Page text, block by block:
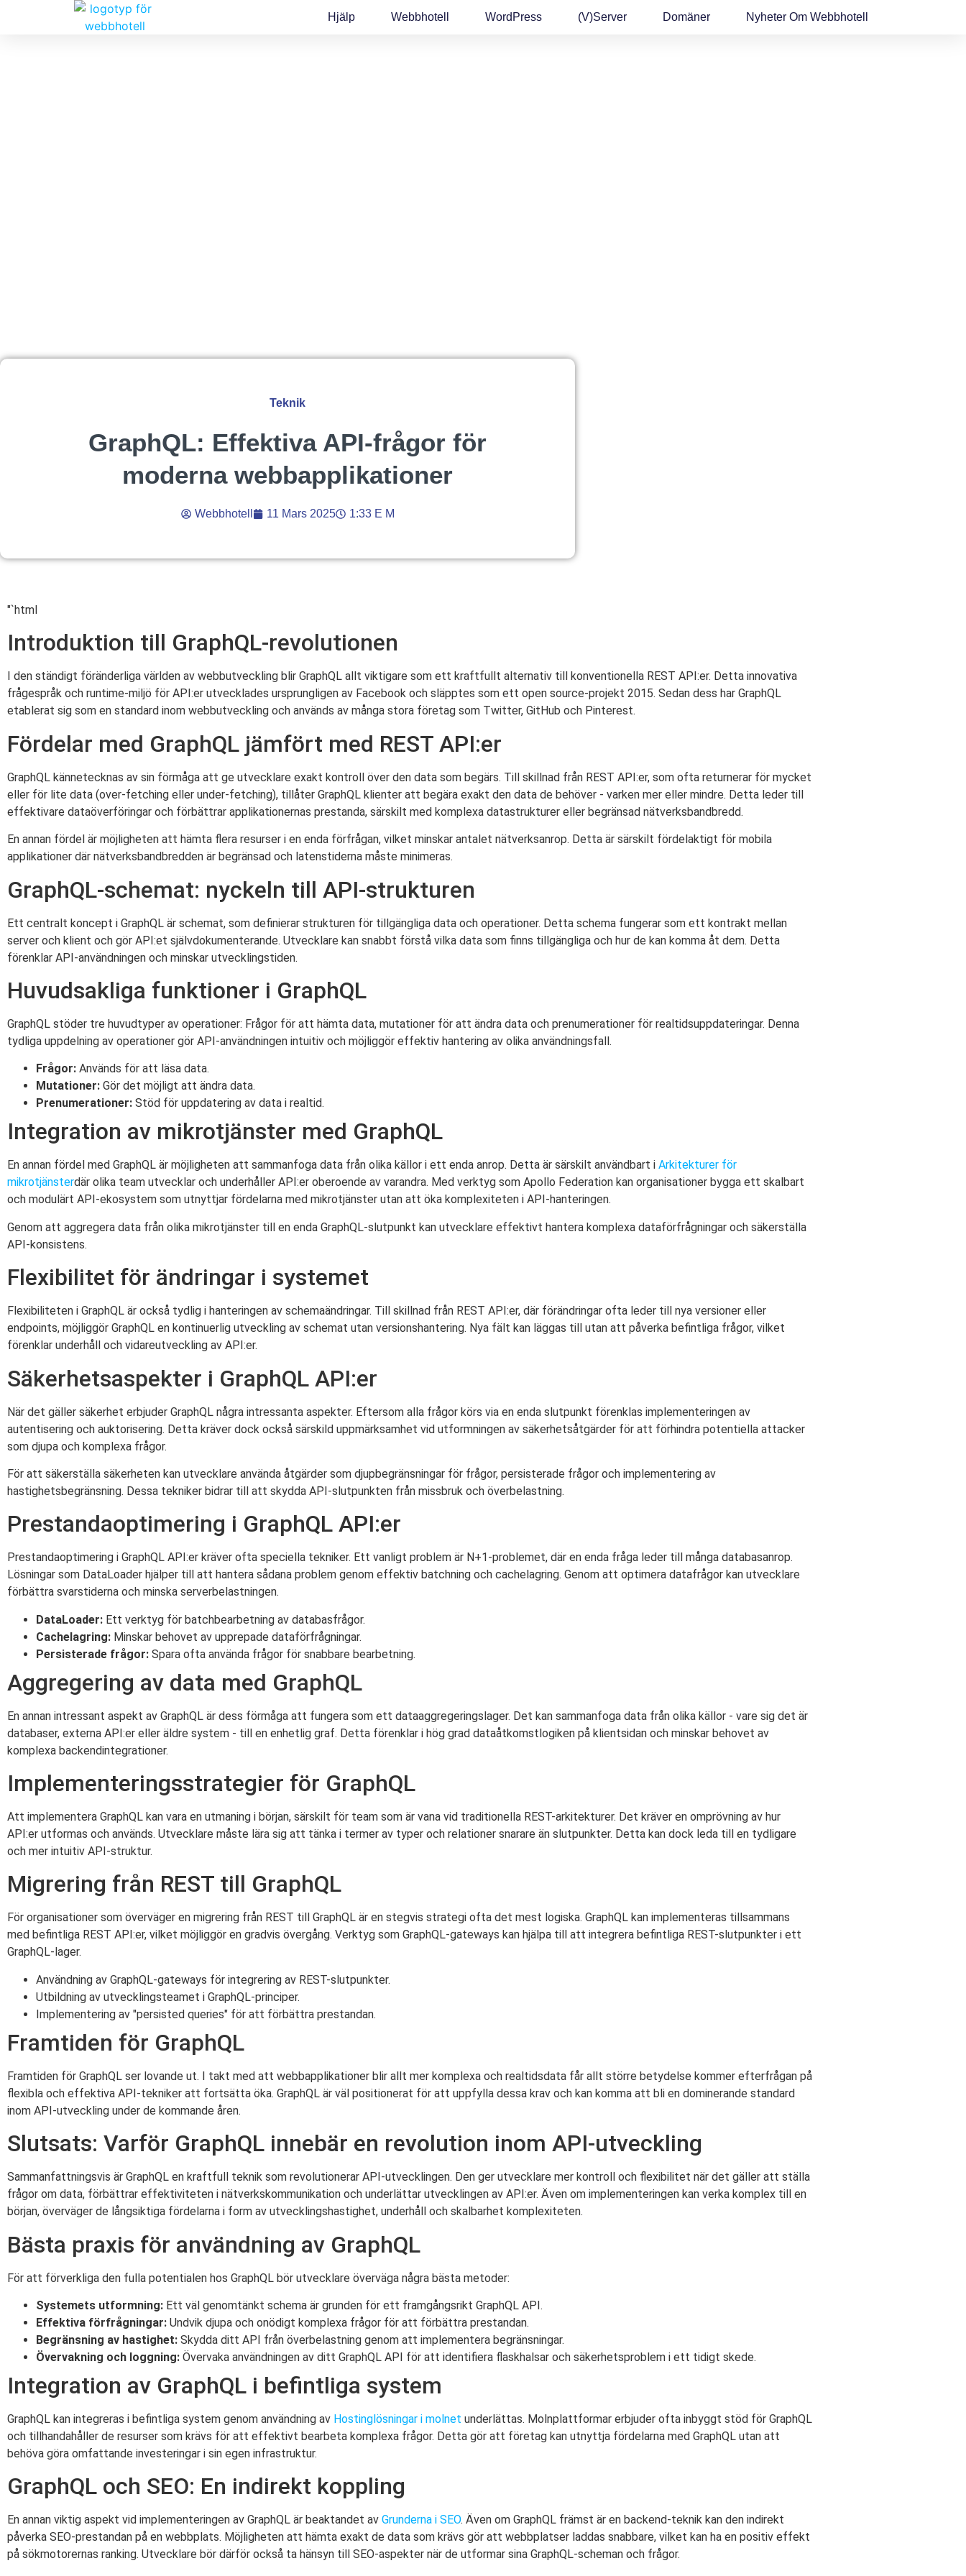
Hjälp Webbhotell WordPress (v)Server Domäner Nyheter Om Webbhotell
Teknik
GraphQL: Effektiva API-frågor för
moderna webbapplikationer
Webbhotell 11 Mars 2025 1:33 E M
"`html
Introduktion till GraphQL-revolutionen
I den ständigt föränderliga världen av webbutveckling blir GraphQL allt viktigare som ett kraftfullt alternativ till konventionella REST API:er. Detta innovativa
frågespråk och runtime-miljö för API:er utvecklades ursprungligen av Facebook och släpptes som ett open source-projekt 2015. Sedan dess har GraphQL
etablerat sig som en standard inom webbutveckling och används av många stora företag som Twitter, GitHub och Pinterest.
Fördelar med GraphQL jämfört med REST API:er
GraphQL kännetecknas av sin förmåga att ge utvecklare exakt kontroll över den data som begärs. Till skillnad från REST API:er, som ofta returnerar för mycket
eller för lite data (over-fetching eller under-fetching), tillåter GraphQL klienter att begära exakt den data de behöver - varken mer eller mindre. Detta leder till
effektivare dataöverföringar och förbättrar applikationernas prestanda, särskilt med komplexa datastrukturer eller begränsad nätverksbandbredd.
En annan fördel är möjligheten att hämta flera resurser i en enda förfrågan, vilket minskar antalet nätverksanrop. Detta är särskilt fördelaktigt för mobila
applikationer där nätverksbandbredden är begränsad och latenstiderna måste minimeras.
GraphQL-schemat: nyckeln till API-strukturen
Ett centralt koncept i GraphQL är schemat, som definierar strukturen för tillgängliga data och operationer. Detta schema fungerar som ett kontrakt mellan
server och klient och gör API:et självdokumenterande. Utvecklare kan snabbt förstå vilka data som finns tillgängliga och hur de kan komma åt dem. Detta
förenklar API-användningen och minskar utvecklingstiden.
Huvudsakliga funktioner i GraphQL
GraphQL stöder tre huvudtyper av operationer: Frågor för att hämta data, mutationer för att ändra data och prenumerationer för realtidsuppdateringar. Denna
tydliga uppdelning av operationer gör API-användningen intuitiv och möjliggör effektiv hantering av olika användningsfall.
Frågor: Används för att läsa data.
Mutationer: Gör det möjligt att ändra data.
Prenumerationer: Stöd för uppdatering av data i realtid.
Integration av mikrotjänster med GraphQL
En annan fördel med GraphQL är möjligheten att sammanfoga data från olika källor i ett enda anrop. Detta är särskilt användbart i Arkitekturer för
mikrotjänsterdär olika team utvecklar och underhåller API:er oberoende av varandra. Med verktyg som Apollo Federation kan organisationer bygga ett skalbart
och modulärt API-ekosystem som utnyttjar fördelarna med mikrotjänster utan att öka komplexiteten i API-hanteringen.
Genom att aggregera data från olika mikrotjänster till en enda GraphQL-slutpunkt kan utvecklare effektivt hantera komplexa dataförfrågningar och säkerställa
API-konsistens.
Flexibilitet för ändringar i systemet
Flexibiliteten i GraphQL är också tydlig i hanteringen av schemaändringar. Till skillnad från REST API:er, där förändringar ofta leder till nya versioner eller
endpoints, möjliggör GraphQL en kontinuerlig utveckling av schemat utan versionshantering. Nya fält kan läggas till utan att påverka befintliga frågor, vilket
förenklar underhåll och vidareutveckling av API:er.
Säkerhetsaspekter i GraphQL API:er
När det gäller säkerhet erbjuder GraphQL några intressanta aspekter. Eftersom alla frågor körs via en enda slutpunkt förenklas implementeringen av
autentisering och auktorisering. Detta kräver dock också särskild uppmärksamhet vid utformningen av säkerhetsåtgärder för att förhindra potentiella attacker
som djupa och komplexa frågor.
För att säkerställa säkerheten kan utvecklare använda åtgärder som djupbegränsningar för frågor, persisterade frågor och implementering av
hastighetsbegränsning. Dessa tekniker bidrar till att skydda API-slutpunkten från missbruk och överbelastning.
Prestandaoptimering i GraphQL API:er
Prestandaoptimering i GraphQL API:er kräver ofta speciella tekniker. Ett vanligt problem är N+1-problemet, där en enda fråga leder till många databasanrop.
Lösningar som DataLoader hjälper till att hantera sådana problem genom effektiv batchning och cachelagring. Genom att optimera datafrågor kan utvecklare
förbättra svarstiderna och minska serverbelastningen.
DataLoader: Ett verktyg för batchbearbetning av databasfrågor.
Cachelagring: Minskar behovet av upprepade dataförfrågningar.
Persisterade frågor: Spara ofta använda frågor för snabbare bearbetning.
Aggregering av data med GraphQL
En annan intressant aspekt av GraphQL är dess förmåga att fungera som ett dataaggregeringslager. Det kan sammanfoga data från olika källor - vare sig det är
databaser, externa API:er eller äldre system - till en enhetlig graf. Detta förenklar i hög grad dataåtkomstlogiken på klientsidan och minskar behovet av
komplexa backendintegrationer.
Implementeringsstrategier för GraphQL
Att implementera GraphQL kan vara en utmaning i början, särskilt för team som är vana vid traditionella REST-arkitekturer. Det kräver en omprövning av hur
API:er utformas och används. Utvecklare måste lära sig att tänka i termer av typer och relationer snarare än slutpunkter. Detta kan dock leda till en tydligare
och mer intuitiv API-struktur.
Migrering från REST till GraphQL
För organisationer som överväger en migrering från REST till GraphQL är en stegvis strategi ofta det mest logiska. GraphQL kan implementeras tillsammans
med befintliga REST API:er, vilket möjliggör en gradvis övergång. Verktyg som GraphQL-gateways kan hjälpa till att integrera befintliga REST-slutpunkter i ett
GraphQL-lager.
Användning av GraphQL-gateways för integrering av REST-slutpunkter.
Utbildning av utvecklingsteamet i GraphQL-principer.
Implementering av "persisted queries" för att förbättra prestandan.
Framtiden för GraphQL
Framtiden för GraphQL ser lovande ut. I takt med att webbapplikationer blir allt mer komplexa och realtidsdata får allt större betydelse kommer efterfrågan på
flexibla och effektiva API-tekniker att fortsätta öka. GraphQL är väl positionerat för att uppfylla dessa krav och kan komma att bli en dominerande standard
inom API-utveckling under de kommande åren.
Slutsats: Varför GraphQL innebär en revolution inom API-utveckling
Sammanfattningsvis är GraphQL en kraftfull teknik som revolutionerar API-utvecklingen. Den ger utvecklare mer kontroll och flexibilitet när det gäller att ställa
frågor om data, förbättrar effektiviteten i nätverkskommunikation och underlättar utvecklingen av API:er. Även om implementeringen kan verka komplex till en
början, överväger de långsiktiga fördelarna i form av utvecklingshastighet, underhåll och skalbarhet komplexiteten.
Bästa praxis för användning av GraphQL
För att förverkliga den fulla potentialen hos GraphQL bör utvecklare överväga några bästa metoder:
Systemets utformning: Ett väl genomtänkt schema är grunden för ett framgångsrikt GraphQL API.
Effektiva förfrågningar: Undvik djupa och onödigt komplexa frågor för att förbättra prestandan.
Begränsning av hastighet: Skydda ditt API från överbelastning genom att implementera begränsningar.
Övervakning och loggning: Övervaka användningen av ditt GraphQL API för att identifiera flaskhalsar och säkerhetsproblem i ett tidigt skede.
Integration av GraphQL i befintliga system
GraphQL kan integreras i befintliga system genom användning av Hostinglösningar i molnet underlättas. Molnplattformar erbjuder ofta inbyggt stöd för GraphQL
och tillhandahåller de resurser som krävs för att effektivt bearbeta komplexa frågor. Detta gör att företag kan utnyttja fördelarna med GraphQL utan att
behöva göra omfattande investeringar i sin egen infrastruktur.
GraphQL och SEO: En indirekt koppling
En annan viktig aspekt vid implementeringen av GraphQL är beaktandet av Grunderna i SEO. Även om GraphQL främst är en backend-teknik kan den indirekt
påverka SEO-prestandan på en webbplats. Möjligheten att hämta exakt de data som krävs gör att webbplatser laddas snabbare, vilket kan ha en positiv effekt
på sökmotorernas ranking. Utvecklare bör därför också ta hänsyn till SEO-aspekter när de utformar sina GraphQL-scheman och frågor.